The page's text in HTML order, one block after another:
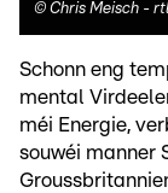
© Chris Meisch -
Schonn eng
mental
méi Energie,
souwéi manner